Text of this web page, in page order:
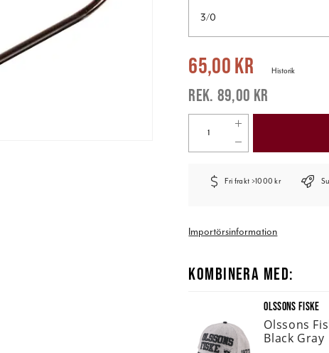
3/0
Nuvarande pris:
65,00 kr
89,00 kr
Historik
Fri frakt >1000 kr
Importörsinformation
KOMBINERA MED:
OLSSONS FISKE
Olssons
Black Gray